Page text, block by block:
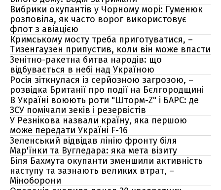
Вибрики окупантів у Чорному морі: Гуменюк
розповіла, як часто ворог використовує
флот з авіацією
Кримському мосту треба приготуватися, –
Тизенгаузен припустив, коли він може впасти
Зенітно-ракетна битва народів: що
відбувається в небі над Україною
Росія зіткнулася із серйозною загрозою, –
розвідка Британії про події на Бєлгородщині
В Україні воюють роти "Шторм-Z" і БАРС: де
ЗСУ помічали зеків і резервістів
У Резнікова назвали країну, яка першою
може передати Україні F-16
Зеленський відвідав лінію фронту біля
Мар'їнки та Вугледара: яка мета візиту
Біля Бахмута окупанти зменшили активність
наступу та зазнають великих втрат, –
Міноборони